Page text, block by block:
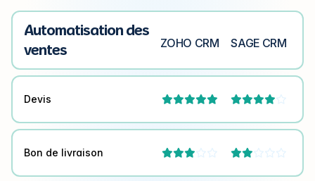
Automatisation des
ventes
ZOHO CRM SAGE CRM
Devis  
Bon de livraison  